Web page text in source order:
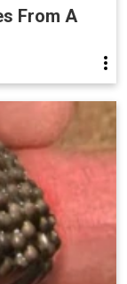
From A